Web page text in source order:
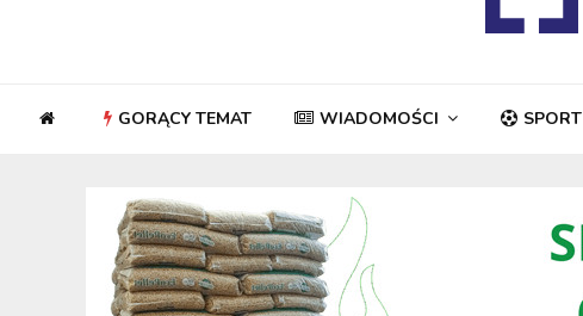
GORĄCY TEMAT WIADOMOŚCI SPORT